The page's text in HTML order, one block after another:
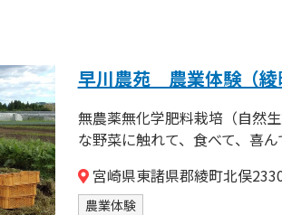
早川農苑 農業体験（綾
無農薬無化学肥料栽培（自然
な野菜に触れて、食べて、喜
宮崎県東諸県郡綾町北俣
農業体験